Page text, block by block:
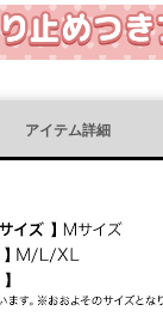
アイテム詳細